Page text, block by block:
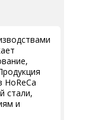
HoReCa
стали,
и